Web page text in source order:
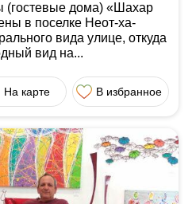
(гостевые дома) «Шахар
в поселке Неот-ха-
вида улице, откуда
вид на...
На карте В избранное